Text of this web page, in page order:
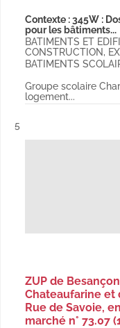
Contexte : 345W :
pour les bâtiments...
BATIMENTS ET
CONSTRUCTION,
BATIMENTS
Groupe scolaire
logement...
Résultat n°
5
ZUP de
Chateaufarine et
Rue de Savoie,
marché n° 73.07